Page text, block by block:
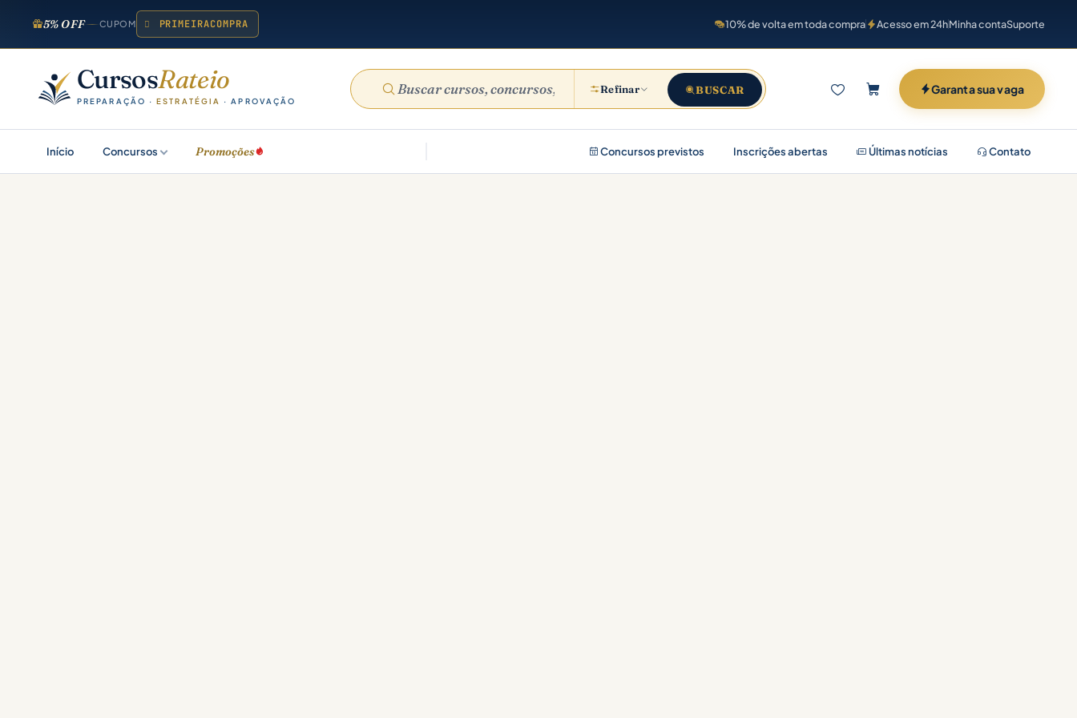
5% OFF CUPOM PRIMEIRACOMPRA 10% de volta em toda compra Acesso em 24hMinha contaSuporte
CursosRateio
PREPARAÇÃO ·ESTRATÉGIA · APROVAÇÃO
Refinar BUSCAR Garanta sua vaga
Início Concursos Promoções Concursos previstos Inscrições abertas Últimas notícias Contato